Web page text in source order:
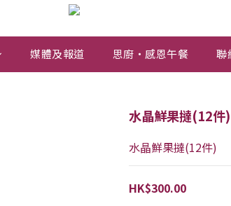
媒體及報道 思廚・感恩午餐 聯
水晶鮮果撻(12件)
水晶鮮果撻(12件)
HK$300.00